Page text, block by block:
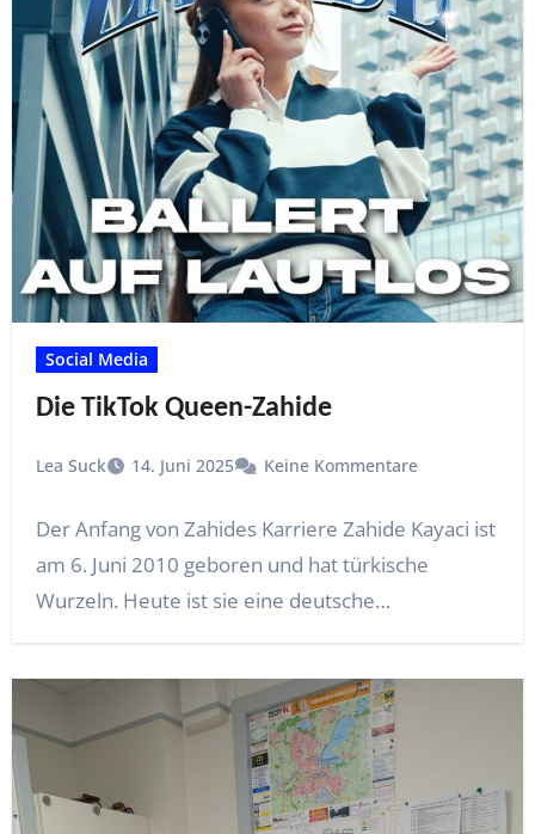
Social Media
Die TikTok Queen-Zahide
Lea Suck 14. Juni 2025 Keine Kommentare
Der Anfang von Zahides Karriere Zahide Kayaci ist
am 6. Juni 2010 geboren und hat türkische
Wurzeln. Heute ist sie eine deutsche…